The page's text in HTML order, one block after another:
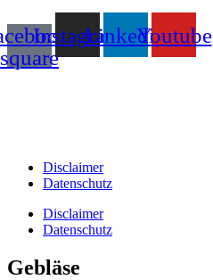
square
InstagramLinkedinYoutube
Disclaimer
Datenschutz
Disclaimer
Datenschutz
Gebläse